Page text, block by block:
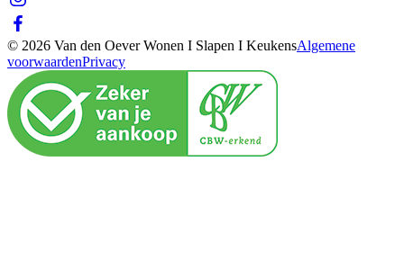
© 2026 Van den Oever Wonen I Slapen I KeukensAlgemene
voorwaardenPrivacy